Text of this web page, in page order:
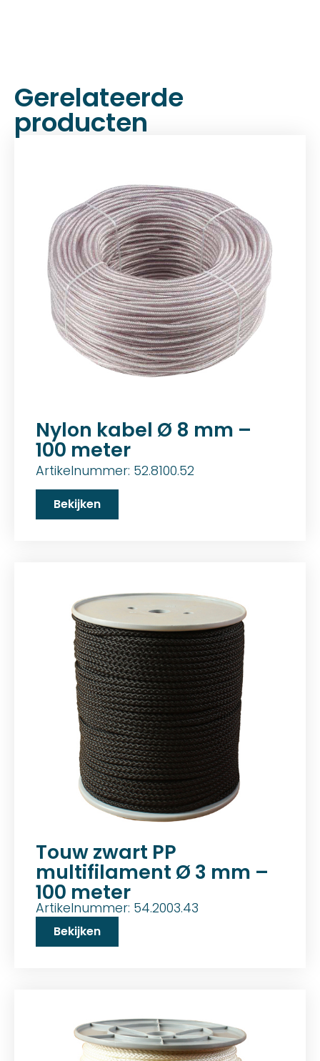
Gerelateerde
producten
Nylon kabel Ø 8 mm –
100 meter
Artikelnummer: 52.8100.52
Bekijken
Touw zwart PP
multifilament Ø 3 mm –
100 meter
Artikelnummer: 54.2003.43
Bekijken